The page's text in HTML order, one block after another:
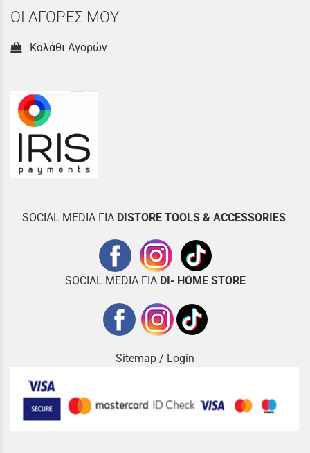
ΟΙ ΑΓΟΡΕΣ ΜΟΥ
Καλάθι Αγορών
SOCIAL MEDIA ΓΙΑ DISTORE TOOLS & ACCESSORIES
SOCIAL MEDIA ΓΙΑ DI- HOME STORE
Sitemap / Login